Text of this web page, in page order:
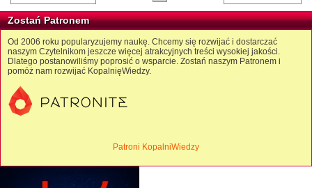
Zostań Patronem
Od 2006 roku popularyzujemy naukę. Chcemy się rozwijać i dostarczać
naszym Czytelnikom jeszcze więcej atrakcyjnych treści wysokiej jakości.
Dlatego postanowiliśmy poprosić o wsparcie. Zostań naszym Patronem i
pomóż nam rozwijać KopalnięWiedzy.
Patroni KopalniWiedzy